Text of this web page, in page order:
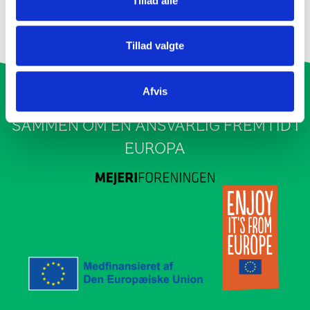
Tillad valgte
Afvis
FÅ INSPIRATION TIL EN LÆKKER ÆBLEKOMPOT.
SAMMEN OM EN ANSVARLIG FREMTID I
EUROPA